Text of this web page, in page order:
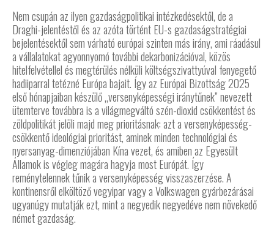
Nem csupán az ilyen gazdaságpolitikai intézkedésektől, de a
Draghi-jelentéstől és az azóta történt EU-s gazdaságstratégiai
bejelentésektől sem várható európai szinten más irány, ami ráadásul
a vállalatokat agyonnyomó további dekarbonizációval, közös
hitelfelvétellel és megtérülés nélküli költségszivattyúval fenyegető
hadiiparral tetézné Európa bajait. Így az Európai Bizottság 2025
első hónapjaiban készülő „versenyképességi iránytűnek” nevezett
ütemterve továbbra is a világmegváltó szén-dioxid csökkentést és
zöldpolitikát jelöli majd meg prioritásnak: azt a versenyképesség-
csökkentő ideológiai prioritást, aminek minden technológiai és
nyersanyag-dimenziójában Kína vezet, és amiben az Egyesült
Államok is végleg magára hagyja most Európát. Így
reménytelennek tűnik a versenyképesség visszaszerzése. A
kontinensről elköltöző vegyipar vagy a Volkswagen gyárbezárásai
ugyanúgy mutatják ezt, mint a negyedik negyedéve nem növekedő
német gazdaság.